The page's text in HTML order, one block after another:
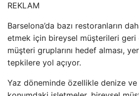
REKLAM
Barselona’da bazı restoranların
etmek için bireysel müşterileri geri
müşteri gruplarını hedef alması,
tepkilere yol açıyor.
Yaz döneminde özellikle denize ve